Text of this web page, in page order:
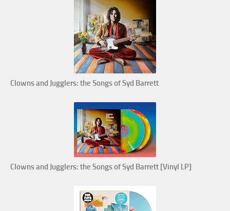
Clowns and Jugglers: the Songs of Syd Barrett
Clowns and Jugglers: the Songs of Syd Barrett [Vinyl LP]